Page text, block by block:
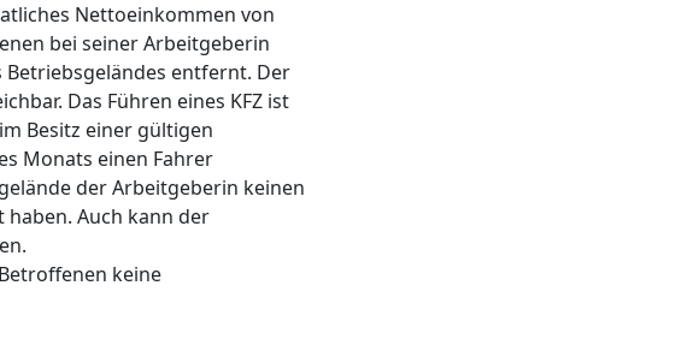
Nettoeinkommen von
bei seiner Arbeitgeberin
entfernt. Der
Das Führen eines KFZ ist
Besitz einer gültigen
Monats einen Fahrer
der Arbeitgeberin keinen
Auch kann der
keine